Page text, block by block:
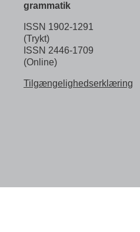
grammatik
ISSN 1902-1291
(Trykt)
ISSN 2446-1709
(Online)
Tilgængelighedserklæring